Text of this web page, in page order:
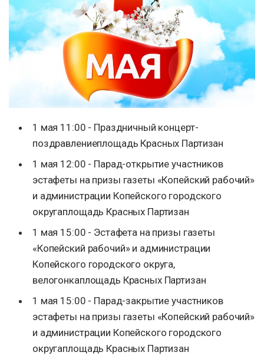
1 мая 11:00 - Праздничный концерт-
поздравлениеплощадь Красных Партизан
1 мая 12:00 - Парад-открытие участников
эстафеты на призы газеты «Копейский рабочий»
и администрации Копейского городского
округаплощадь Красных Партизан
1 мая 15:00 - Эстафета на призы газеты
«Копейский рабочий» и администрации
Копейского городского округа,
велогонкаплощадь Красных Партизан
1 мая 15:00 - Парад-закрытие участников
эстафеты на призы газеты «Копейский рабочий»
и администрации Копейского городского
округаплощадь Красных Партизан